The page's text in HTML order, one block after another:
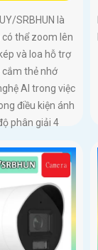
SRBHUN là
thể zoom lên
và loa hỗ trợ
cắm thẻ nhớ
AI trong việc
điều kiện ánh
phân giải 4